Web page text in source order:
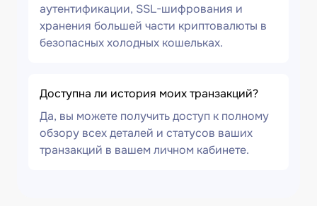
аутентификации, SSL-шифрования и
хранения большей части криптовалюты в
безопасных холодных кошельках.
Доступна ли история моих транзакций?
Да, вы можете получить доступ к полному
обзору всех деталей и статусов ваших
транзакций в вашем личном кабинете.